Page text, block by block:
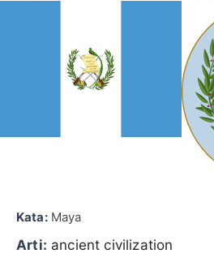
Kata:Maya
Arti: ancient civilization